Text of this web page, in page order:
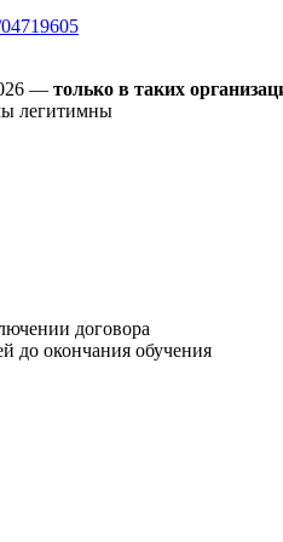
— только в таких
легитимны
договора
до окончания обучения